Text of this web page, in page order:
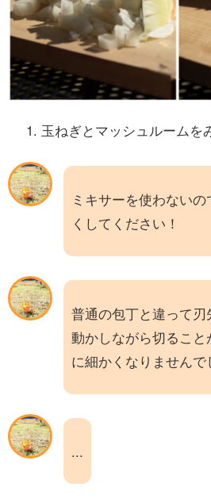
玉ねぎとマッシュルームを
ミキサーを使わない
くしてください！
普通の包丁と違って
動かしながら切るこ
に細かくなりません
...